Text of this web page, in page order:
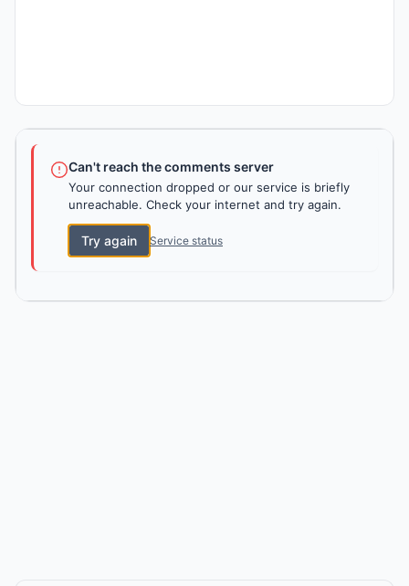
Can't reach the comments server
Your connection dropped or our service is briefly
unreachable. Check your internet and try again.
Try again Service status